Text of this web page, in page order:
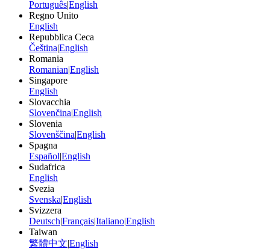
Português|English
Regno Unito
English
Repubblica Ceca
Čeština|English
Romania
Romanian|English
Singapore
English
Slovacchia
Slovenčina|English
Slovenia
Slovenščina|English
Spagna
Español|English
Sudafrica
English
Svezia
Svenska|English
Svizzera
Deutsch|Français|Italiano|English
Taiwan
繁體中文|English